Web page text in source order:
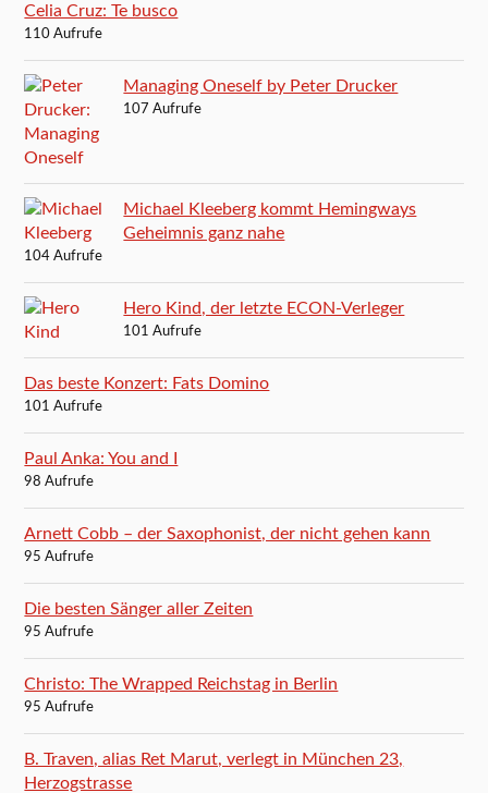
Celia Cruz: Te busco
110 Aufrufe
Managing Oneself by Peter Drucker
107 Aufrufe
Michael Kleeberg kommt Hemingways
Geheimnis ganz nahe
104 Aufrufe
Hero Kind, der letzte ECON-Verleger
101 Aufrufe
Das beste Konzert: Fats Domino
101 Aufrufe
Paul Anka: You and I
98 Aufrufe
Arnett Cobb – der Saxophonist, der nicht gehen kann
95 Aufrufe
Die besten Sänger aller Zeiten
95 Aufrufe
Christo: The Wrapped Reichstag in Berlin
95 Aufrufe
B. Traven, alias Ret Marut, verlegt in München 23,
Herzogstrasse